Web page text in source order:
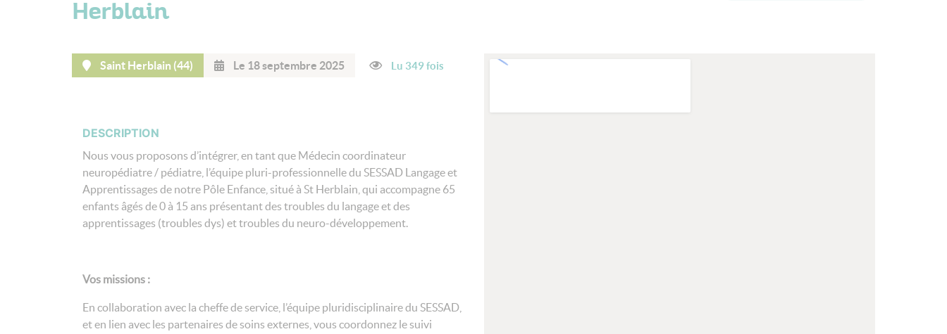
Herblain
Saint Herblain (44) Le 18 septembre 2025 Lu 349 fois
DESCRIPTION
Nous vous proposons d’intégrer, en tant que Médecin coordinateur
neuropédiatre / pédiatre, l’équipe pluri-professionnelle du SESSAD Langage et
Apprentissages de notre Pôle Enfance, situé à St Herblain, qui accompagne 65
enfants âgés de 0 à 15 ans présentant des troubles du langage et des
apprentissages (troubles dys) et troubles du neuro-développement.
Vos missions :
En collaboration avec la cheffe de service, l’équipe pluridisciplinaire du SESSAD,
et en lien avec les partenaires de soins externes, vous coordonnez le suivi